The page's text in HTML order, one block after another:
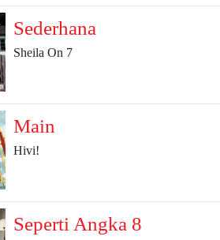
Sederhana
Sheila On 7
Main
Hivi!
Seperti Angka 8